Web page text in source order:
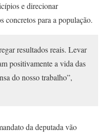
e direcionar
concretos para a população.
resultados reais. Levar
positivamente a vida das
do nosso trabalho”,
da deputada vão